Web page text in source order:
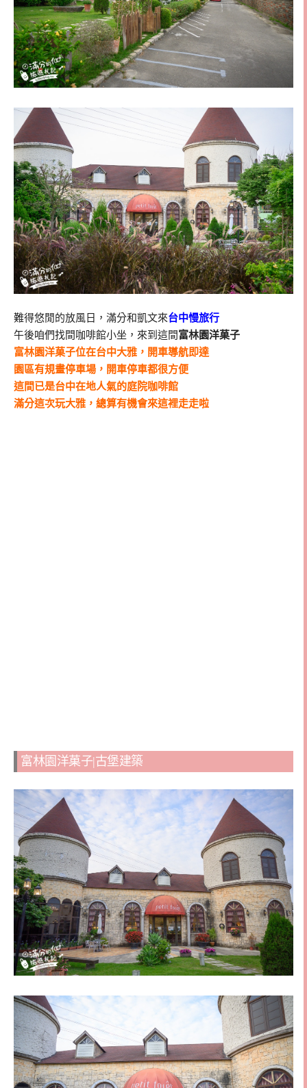
難得悠閒的放風日，滿分和凱文來台中慢旅行
午後咱們找間咖啡館小坐，來到這間富林園洋菓子
富林園洋菓子位在台中大雅，開車導航即達
園區有規畫停車場，開車停車都很方便
這間已是台中在地人氣的庭院咖啡館
滿分這次玩大雅，總算有機會來這裡走走啦
富林園洋菓子|古堡建築